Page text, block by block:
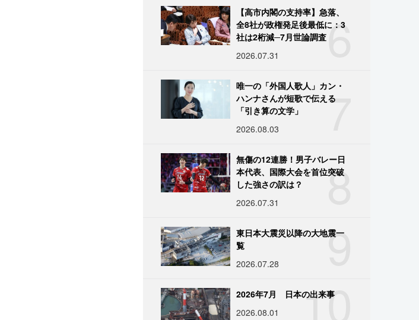
6
【高市内閣の支持率】急落、
全8社が政権発足後最低に：3
社は2桁減─7月世論調査
2026.07.31
7
唯一の「外国人歌人」カン・
ハンナさんが短歌で伝える
「引き算の文学」
2026.08.03
8
無傷の12連勝！男子バレー日
本代表、国際大会を首位突破
した強さの訳は？
2026.07.31
9
東日本大震災以降の大地震一
覧
2026.07.28
10
2026年7月 日本の出来事
2026.08.01